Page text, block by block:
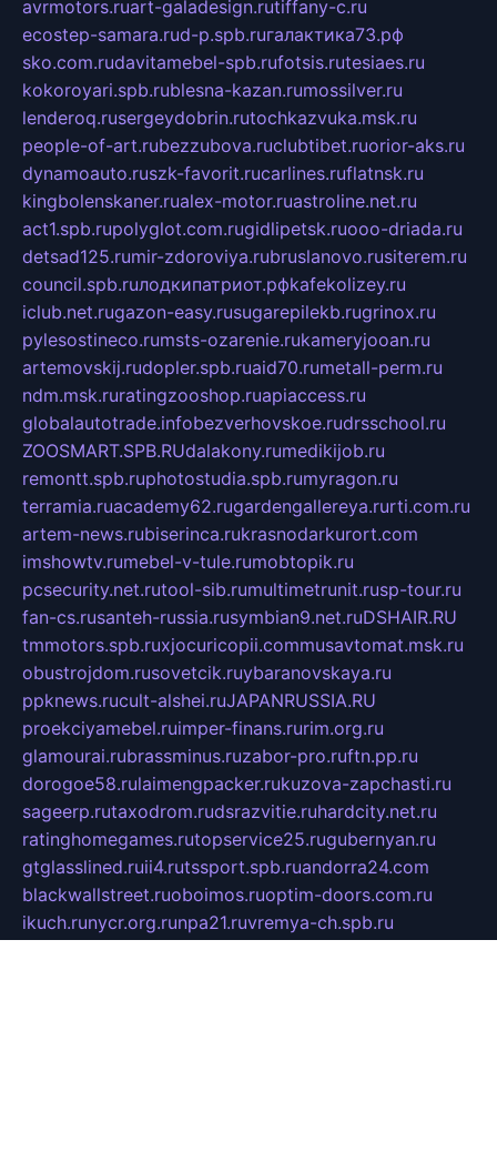
avrmotors.ruart-galadesign.rutiffany-c.ru
ecostep-samara.rud-p.spb.ruгалактика73.рф
sko.com.rudavitamebel-spb.rufotsis.rutesiaes.ru
kokoroyari.spb.rublesna-kazan.rumossilver.ru
lenderoq.rusergeydobrin.rutochkazvuka.msk.ru
people-of-art.rubezzubova.ruclubtibet.ruorior-aks.ru
dynamoauto.ruszk-favorit.rucarlines.ruflatnsk.ru
kingbolenskaner.rualex-motor.ruastroline.net.ru
act1.spb.rupolyglot.com.rugidlipetsk.ruooo-driada.ru
detsad125.rumir-zdoroviya.rubruslanovo.rusiterem.ru
council.spb.ruлодкипатриот.рфkafekolizey.ru
iclub.net.rugazon-easy.rusugarepilekb.rugrinox.ru
pylesostineco.rumsts-ozarenie.rukameryjooan.ru
artemovskij.rudopler.spb.ruaid70.rumetall-perm.ru
ndm.msk.ruratingzooshop.ruapiaccess.ru
globalautotrade.infobezverhovskoe.rudrsschool.ru
ZOOSMART.SPB.RUdalakony.rumedikijob.ru
remontt.spb.ruphotostudia.spb.rumyragon.ru
terramia.ruacademy62.rugardengallereya.rurti.com.ru
artem-news.rubiserinca.rukrasnodarkurort.com
imshowtv.rumebel-v-tule.rumobtopik.ru
pcsecurity.net.rutool-sib.rumultimetrunit.rusp-tour.ru
fan-cs.rusanteh-russia.rusymbian9.net.ruDSHAIR.RU
tmmotors.spb.ruxjocuricopii.commusavtomat.msk.ru
obustrojdom.rusovetcik.ruybaranovskaya.ru
ppknews.rucult-alshei.ruJAPANRUSSIA.RU
proekciyamebel.ruimper-finans.rurim.org.ru
glamourai.rubrassminus.ruzabor-pro.ruftn.pp.ru
dorogoe58.rulaimengpacker.rukuzova-zapchasti.ru
sageerp.rutaxodrom.rudsrazvitie.ruhardcity.net.ru
ratinghomegames.rutopservice25.rugubernyan.ru
gtglasslined.ruii4.rutssport.spb.ruandorra24.com
blackwallstreet.ruoboimos.ruoptim-doors.com.ru
ikuch.runycr.org.runpa21.ruvremya-ch.spb.ru